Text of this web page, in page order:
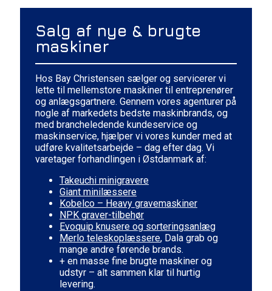
Salg af nye & brugte
maskiner
Hos Bay Christensen sælger og servicerer vi
lette til mellemstore maskiner til entreprenører
og anlægsgartnere. Gennem vores agenturer på
nogle af markedets bedste maskinbrands, og
med brancheledende kundeservice og
maskinservice, hjælper vi vores kunder med at
udføre kvalitetsarbejde – dag efter dag. Vi
varetager forhandlingen i Østdanmark af:
Takeuchi minigravere
Giant minilæssere
Kobelco – Heavy gravemaskiner
NPK graver-tilbehør
Evoquip knusere og sorteringsanlæg
Merlo teleskoplæssere, Dala grab og
mange andre førende brands.
+ en masse fine brugte maskiner og
udstyr – alt sammen klar til hurtig
levering.